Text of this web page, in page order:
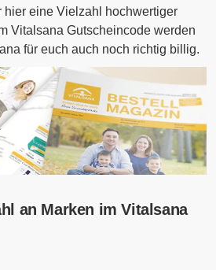
hier eine Vielzahl hochwertiger
Vitalsana Gutscheincode werden
für euch auch noch richtig billig.
an Marken im Vitalsana